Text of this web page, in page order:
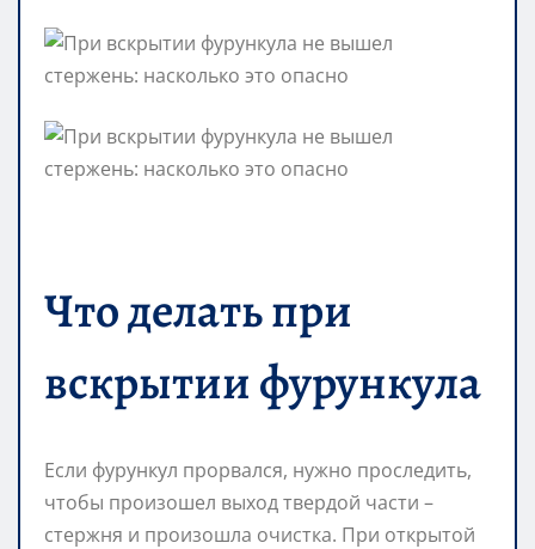
Что делать при
вскрытии фурункула
Если фурункул прорвался, нужно проследить,
чтобы произошел выход твердой части –
стержня и произошла очистка. При открытой